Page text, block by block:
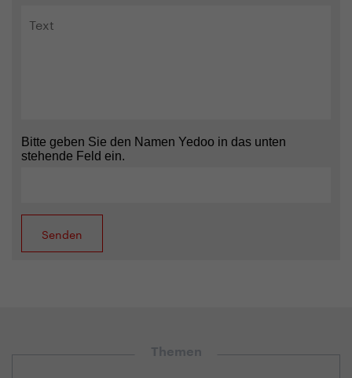
Bitte geben Sie den Namen Yedoo in das unten
stehende Feld ein.
Themen